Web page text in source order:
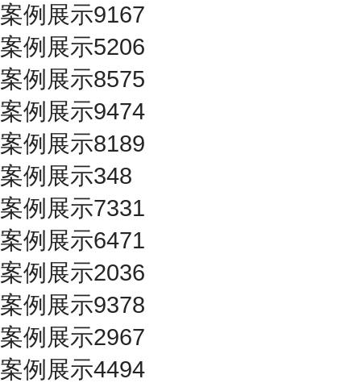
案例展示9167
案例展示5206
案例展示8575
案例展示9474
案例展示8189
案例展示348
案例展示7331
案例展示6471
案例展示2036
案例展示9378
案例展示2967
案例展示4494